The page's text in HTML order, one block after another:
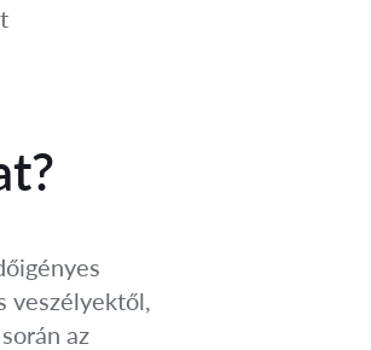
veszélyektől,
az